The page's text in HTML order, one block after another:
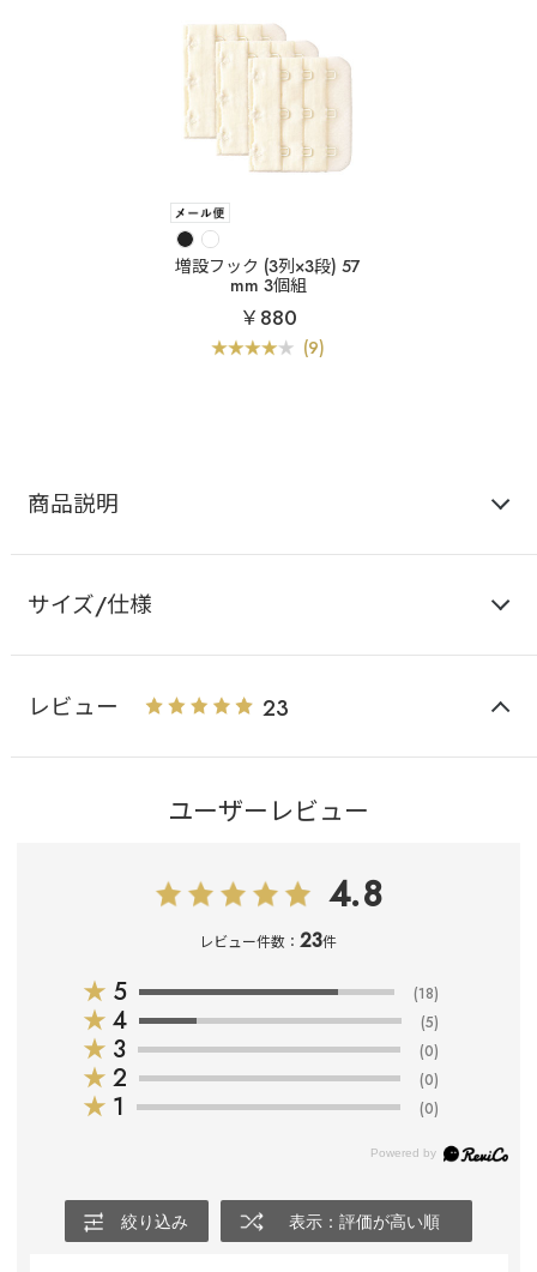
増設フック (3列×3段) 57
mm 3個組
￥880
(9)
商品説明
サイズ/仕様
レビュー 23
ユーザーレビュー
4.8
レビュー件数：23件
★ 5 (18)
★ 4 (5)
★ 3 (0)
★ 2 (0)
★ 1 (0)
絞り込み 表示：評価が高い順